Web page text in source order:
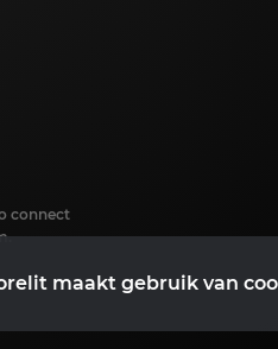
connect
maakt gebruik van